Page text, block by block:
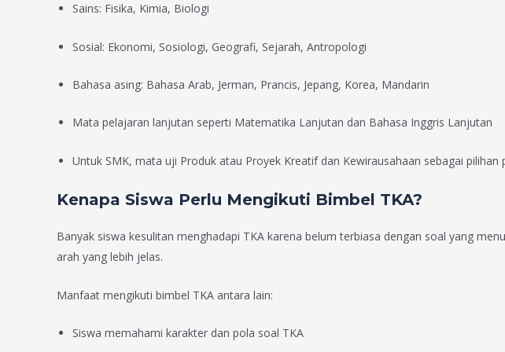
Sains: Fisika, Kimia, Biologi
Sosial: Ekonomi, Sosiologi, Geografi, Sejarah, Antropologi
Bahasa asing: Bahasa Arab, Jerman, Prancis, Jepang, Korea, Mandarin
Mata pelajaran lanjutan seperti Matematika Lanjutan dan Bahasa Inggris Lanjutan
Untuk SMK, mata uji Produk atau Proyek Kreatif dan Kewirausahaan sebagai pilihan
Kenapa Siswa Perlu Mengikuti Bimbel TKA?
Banyak siswa kesulitan menghadapi TKA karena belum terbiasa dengan soal yang
arah yang lebih jelas.
Manfaat mengikuti bimbel TKA antara lain:
Siswa memahami karakter dan pola soal TKA